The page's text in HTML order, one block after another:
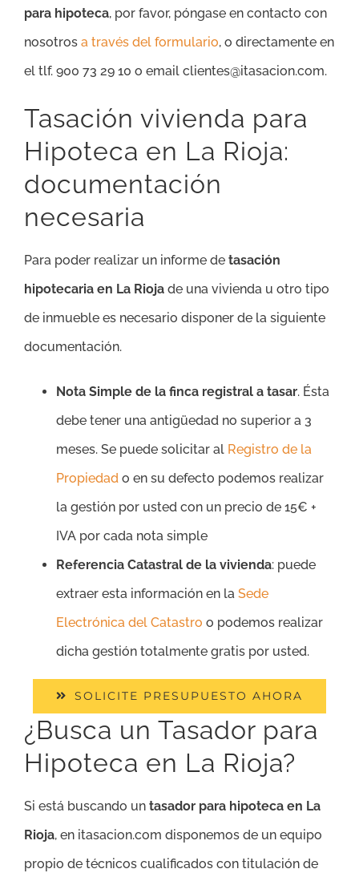
para hipoteca, por favor, póngase en contacto con
nosotros a través del formulario, o directamente en
el tlf. 900 73 29 10 o email clientes@itasacion.com.
Tasación vivienda para
Hipoteca en La Rioja:
documentación
necesaria
Para poder realizar un informe de tasación
hipotecaria en La Rioja de una vivienda u otro tipo
de inmueble es necesario disponer de la siguiente
documentación.
Nota Simple de la finca registral a tasar. Ésta
debe tener una antigüedad no superior a 3
meses. Se puede solicitar al Registro de la
Propiedad o en su defecto podemos realizar
la gestión por usted con un precio de 15€ +
IVA por cada nota simple
Referencia Catastral de la vivienda: puede
extraer esta información en la Sede
Electrónica del Catastro o podemos realizar
dicha gestión totalmente gratis por usted.
SOLICITE PRESUPUESTO AHORA
¿Busca un Tasador para
Hipoteca en La Rioja?
Si está buscando un tasador para hipoteca en La
Rioja, en itasacion.com disponemos de un equipo
propio de técnicos cualificados con titulación de